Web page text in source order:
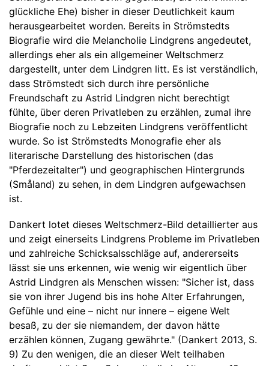
glückliche Ehe) bisher in dieser Deutlichkeit kaum
herausgearbeitet worden. Bereits in Strömstedts
Biografie wird die Melancholie Lindgrens angedeutet,
allerdings eher als ein allgemeiner Weltschmerz
dargestellt, unter dem Lindgren litt. Es ist verständlich,
dass Strömstedt sich durch ihre persönliche
Freundschaft zu Astrid Lindgren nicht berechtigt
fühlte, über deren Privatleben zu erzählen, zumal ihre
Biografie noch zu Lebzeiten Lindgrens veröffentlicht
wurde. So ist Strömstedts Monografie eher als
literarische Darstellung des historischen (das
"Pferdezeitalter") und geographischen Hintergrunds
(Småland) zu sehen, in dem Lindgren aufgewachsen
ist.
Dankert lotet dieses Weltschmerz-Bild detaillierter aus
und zeigt einerseits Lindgrens Probleme im Privatleben
und zahlreiche Schicksalsschläge auf, andererseits
lässt sie uns erkennen, wie wenig wir eigentlich über
Astrid Lindgren als Menschen wissen: "Sicher ist, dass
sie von ihrer Jugend bis ins hohe Alter Erfahrungen,
Gefühle und eine – nicht nur innere – eigene Welt
besaß, zu der sie niemandem, der davon hätte
erzählen können, Zugang gewährte." (Dankert 2013, S.
9) Zu den wenigen, die an dieser Welt teilhaben